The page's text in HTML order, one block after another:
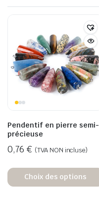
Pendentif en pierre semi-
précieuse
0,76 € (TVA NON incluse)
Choix des options